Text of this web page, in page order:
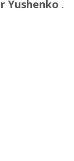
Yushenko .